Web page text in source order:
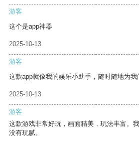
游客
这个是app神器
2025-10-13
游客
这款app就像我的娱乐小助手，随时随地为我
2025-10-13
游客
这款游戏非常好玩，画面精美，玩法丰富。
没有玩腻。